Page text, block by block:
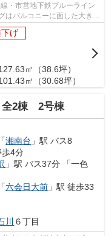
・市営地下鉄ブルーライン
はバルコニーに面した大きな
げ
㎡（38.6坪）
㎡（30.68坪）
2棟 2号棟
「湘南台 」駅 バス8
歩4分
」駅 バス37分 「一色
「六会日大前 」駅 徒歩33
川 ６丁目